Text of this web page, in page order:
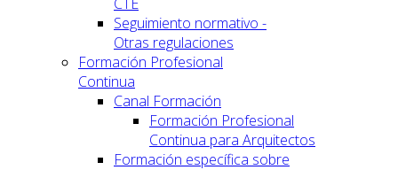
Seguimiento normativo -
Otras regulaciones
Formación Profesional
Continua
Canal Formación
Formación Profesional
Continua para Arquitectos
Formación específica sobre